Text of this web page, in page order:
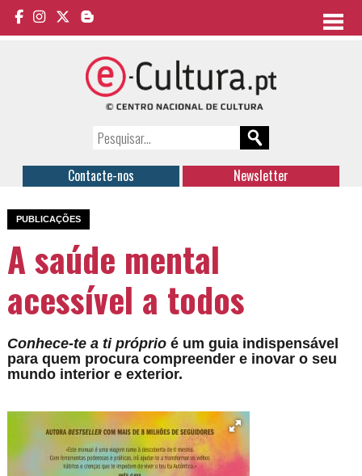
Contacte-nos Newsletter
PUBLICAÇÕES
A saúde mental
acessível a todos
Conhece-te a ti próprioé um guia indispensável
para quem procura compreender e inovar o seu
mundo interior e exterior.